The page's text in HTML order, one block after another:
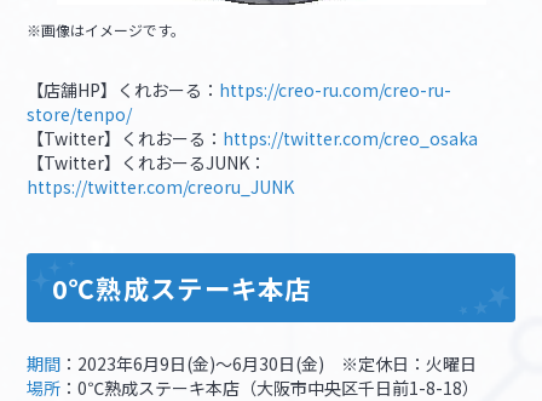
※画像はイメージです。
【店舗HP】くれおーる： https://creo-ru.com/creo-ru-
store/tenpo/
【Twitter】くれおーる： https://twitter.com/creo_osaka
【Twitter】くれおーるJUNK：
https://twitter.com/creoru_JUNK
0℃熟成ステーキ本店
期間 ：2023年6月9日(金)～6月30日(金) ※定休日：火曜日
場所 ：0℃熟成ステーキ本店（大阪市中央区千日前1-8-18）